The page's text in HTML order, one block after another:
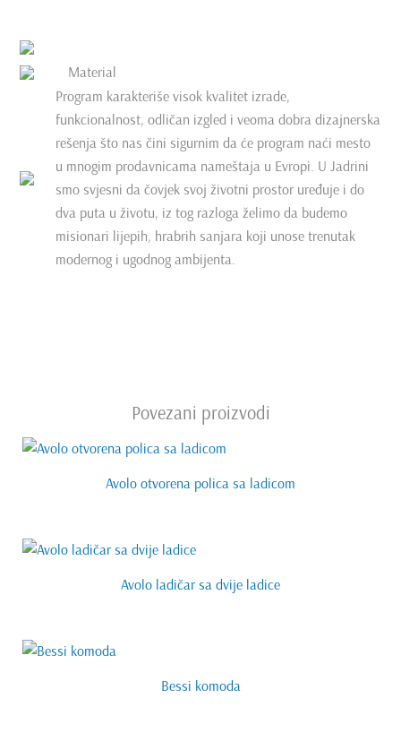
Material
Program karakteriše visok kvalitet izrade,
funkcionalnost, odličan izgled i veoma dobra dizajnerska
rešenja što nas čini sigurnim da će program naći mesto
u mnogim prodavnicama nameštaja u Evropi. U Jadrini
smo svjesni da čovjek svoj životni prostor uređuje i do
dva puta u životu, iz tog razloga želimo da budemo
misionari lijepih, hrabrih sanjara koji unose trenutak
modernog i ugodnog ambijenta.
Povezani proizvodi
Avolo otvorena polica sa ladicom
Avolo ladičar sa dvije ladice
Bessi komoda